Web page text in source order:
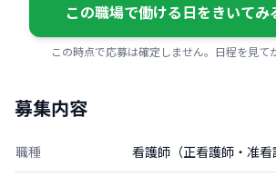
この職場で働ける日をきいてみ
この時点で応募は確定しません。日程を見て
募集内容
職種 看護師（正看護師・准看